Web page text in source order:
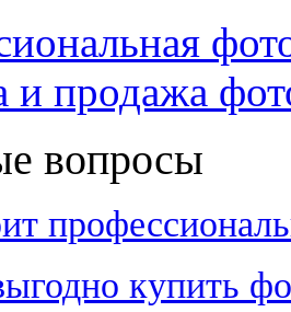
и продажа
вопросы
купить